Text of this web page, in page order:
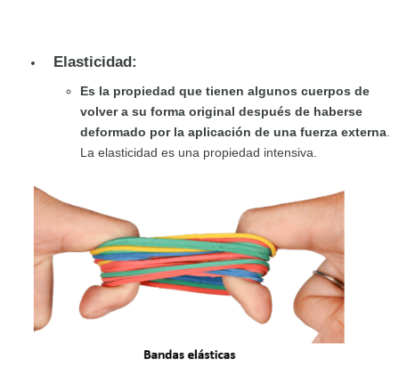
Elasticidad:
Es la propiedad que tienen algunos cuerpos de
volver a su forma original después de haberse
deformado por la aplicación de una fuerza externa
La elasticidad es una propiedad intensiva.